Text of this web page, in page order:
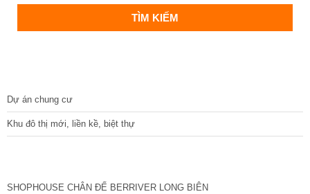
Dự án chung cư
Khu đô thị mới, liền kề, biệt thự
SHOPHOUSE CHÂN ĐẾ BERRIVER LONG BIÊN